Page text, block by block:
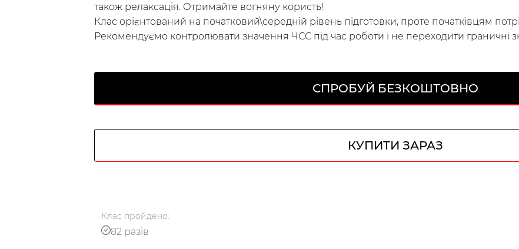
Українська по-русски
також релаксація. Отримайте вогняну користь!
Клас орієнтований на початковий\середній рівень підготовки, проте початківцям
Рекомендуємо контролювати значення ЧСС під час роботи і не переходити граничні
СПРОБУЙ БЕЗКОШТОВНО
КУПИТИ ЗАРАЗ
Клас пройдено:
82 разів